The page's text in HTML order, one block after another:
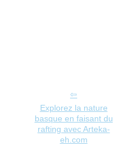
Explorez la nature
basque en faisant du
rafting avec Arteka-
eh.com